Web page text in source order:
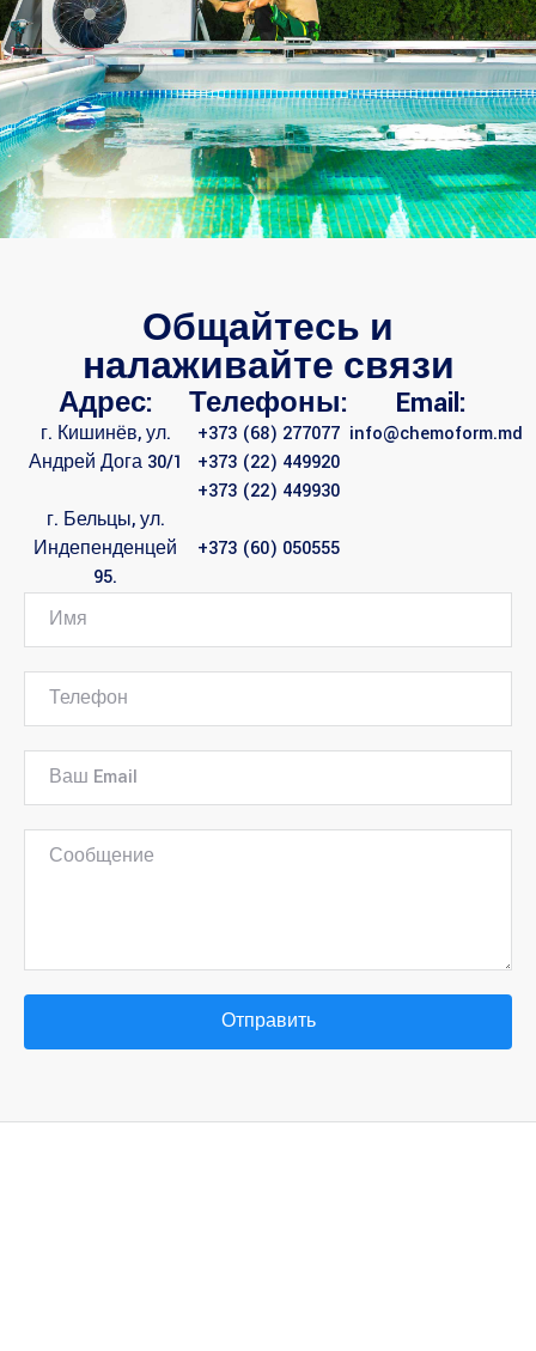
Общайтесь и
налаживайте связи
Адрес:
г. Кишинёв, ул.
Андрей Дога 30/1
г. Бельцы, ул.
Индепенденцей
95.
Телефоны:
+373 (68) 277077
+373 (22) 449920
+373 (22) 449930
+373 (60) 050555
Email:
info@chemoform.md
Отправить